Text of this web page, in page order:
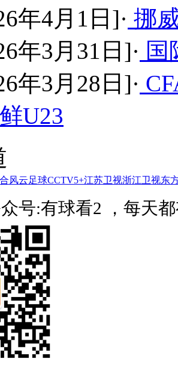
年4月1日]· 挪
年3月31日]· 国
年3月28日]·
U23
风云足球CCTV5+江苏卫视浙江卫视东
号:有球看2 ，每天